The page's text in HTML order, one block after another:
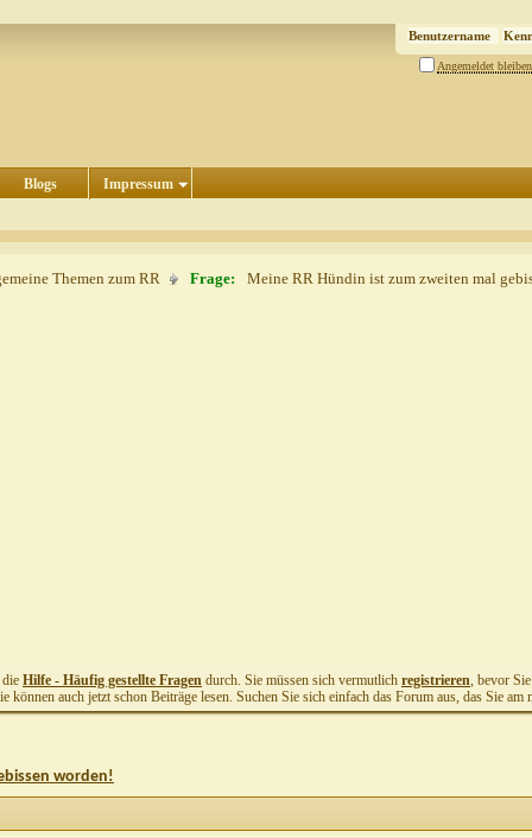
Angemeldet
Blogs Impressum
Themen zum RR Frage: Meine RR Hündin ist zum zweiten mal
Hilfe - Häufig gestellte Fragen durch. Sie müssen sich vermutlich registrieren, bevor
können auch jetzt schon Beiträge lesen. Suchen Sie sich einfach das Forum aus, das Sie am
worden!